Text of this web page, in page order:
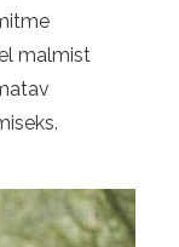
malmist